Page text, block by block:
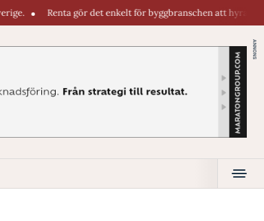
Renta gör det enkelt för byggbranschen att hyra
ANNONS